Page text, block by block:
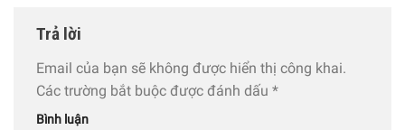
Trả lời
Email của bạn sẽ không được hiển thị công khai.
Các trường bắt buộc được đánh dấu *
Bình luận